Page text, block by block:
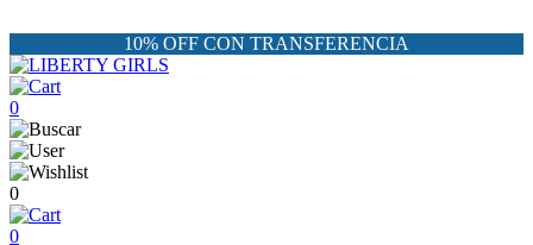
10% OFF CON TRANSFERENCIA
0
0
0